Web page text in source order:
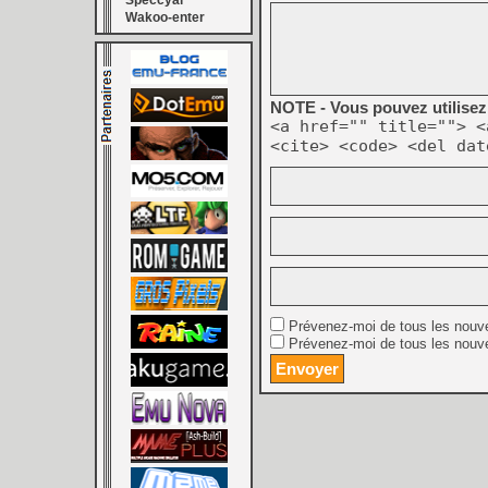
Wakoo-enter
NOTE - Vous pouvez
<a href="" title="">
<cite> <code> <del
Prévenez-moi de tous les
Prévenez-moi de tous les